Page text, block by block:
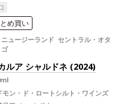
め買い
ニュージーランド セントラル・オタ
ゴ
ルア シャルドネ (2024)
モン・ド・ロートシルト・ワインズ